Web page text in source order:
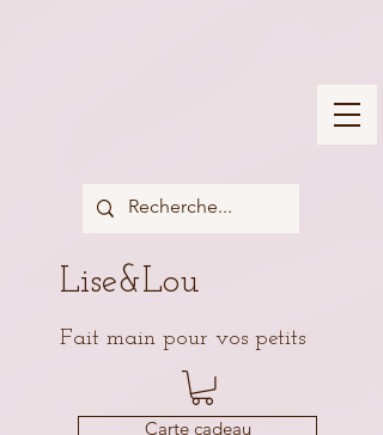
Lise&Lou
Fait main pour vos petits
Carte cadeau